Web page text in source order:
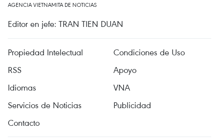
AGENCIA VIETNAMITA DE NOTICIAS
Editor en jefe: TRAN TIEN DUAN
Propiedad Intelectual
Condiciones de Uso
RSS
Apoyo
Idiomas
VNA
Servicios de Noticias
Publicidad
Contacto